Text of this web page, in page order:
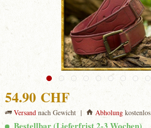
54.90 CHF
Versandnach Gewicht | Abholungkostenlos